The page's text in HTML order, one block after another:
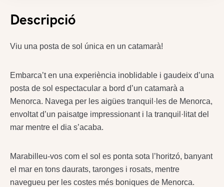
Descripció
Viu una posta de sol única en un catamarà!
Embarca’t en una experiència inoblidable i gaudeix d’una
posta de sol espectacular a bord d’un catamarà a
Menorca. Navega per les aigües tranquil·les de Menorca,
envoltat d’un paisatge impressionant i la tranquil·litat del
mar mentre el dia s’acaba.
Marabilleu-vos com el sol es ponta sota l’horitzó, banyant
el mar en tons daurats, taronges i rosats, mentre
navegueu per les costes més boniques de Menorca.